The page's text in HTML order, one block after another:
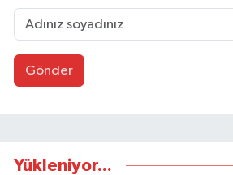
Gönder
Yükleniyor...